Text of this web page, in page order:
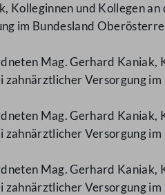
und Kollegen
im Bundesland
Mag. Gerhard Kaniak,
Versorgung
Mag. Gerhard Kaniak,
Versorgung
Mag. Gerhard Kaniak,
Versorgung im